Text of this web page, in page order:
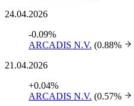
24.04.2026
-0.09%
ARCADIS N.V. (0.88%
21.04.2026
+0.04%
ARCADIS N.V. (0.57%